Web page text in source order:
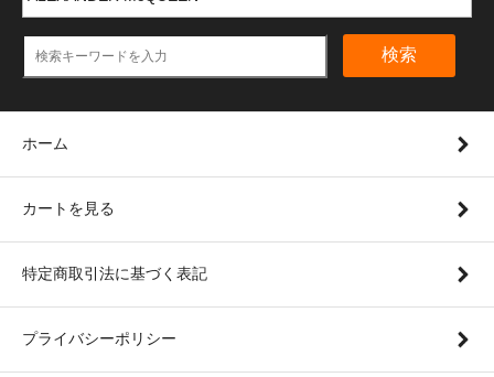
検索
ホーム
カートを見る
特定商取引法に基づく表記
プライバシーポリシー